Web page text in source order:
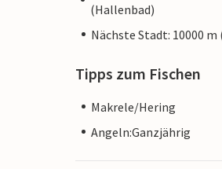
(Hallenbad)
Nächste Stadt: 10000
Tipps zum Fischen
Makrele/Hering
Angeln:Ganzjährig